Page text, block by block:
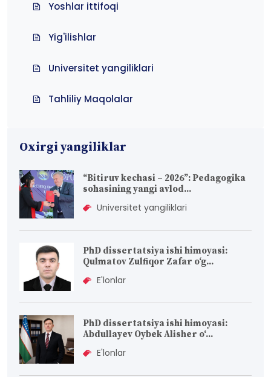
Yoshlar ittifoqi
Yig'ilishlar
Universitet yangiliklari
Tahliliy Maqolalar
Oxirgi yangiliklar
“Bitiruv kechasi – 2026”: Pedagogika
sohasining yangi avlod...
Universitet yangiliklari
PhD dissertatsiya ishi himoyasi:
Qulmatov Zulfiqor Zafar o‘g...
E'lonlar
PhD dissertatsiya ishi himoyasi:
Abdullayev Oybek Alisher o‘...
E'lonlar